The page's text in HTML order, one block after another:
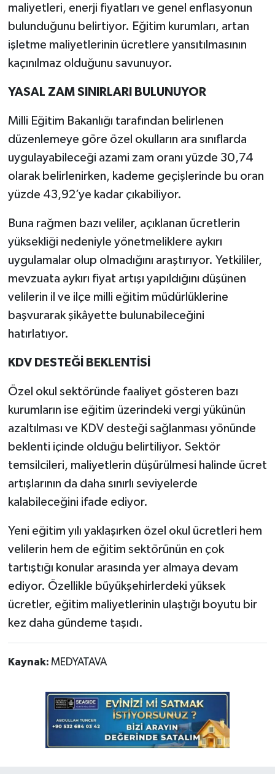
maliyetleri, enerji fiyatları ve genel enflasyonun
bulunduğunu belirtiyor. Eğitim kurumları, artan
işletme maliyetlerinin ücretlere yansıtılmasının
kaçınılmaz olduğunu savunuyor.
YASAL ZAM SINIRLARI BULUNUYOR
Milli Eğitim Bakanlığı tarafından belirlenen
düzenlemeye göre özel okulların ara sınıflarda
uygulayabileceği azami zam oranı yüzde 30,74
olarak belirlenirken, kademe geçişlerinde bu oran
yüzde 43,92’ye kadar çıkabiliyor.
Buna rağmen bazı veliler, açıklanan ücretlerin
yüksekliği nedeniyle yönetmeliklere aykırı
uygulamalar olup olmadığını araştırıyor. Yetkililer,
mevzuata aykırı fiyat artışı yapıldığını düşünen
velilerin il ve ilçe milli eğitim müdürlüklerine
başvurarak şikâyette bulunabileceğini
hatırlatıyor.
KDV DESTEĞİ BEKLENTİSİ
Özel okul sektöründe faaliyet gösteren bazı
kurumların ise eğitim üzerindeki vergi yükünün
azaltılması ve KDV desteği sağlanması yönünde
beklenti içinde olduğu belirtiliyor. Sektör
temsilcileri, maliyetlerin düşürülmesi halinde ücret
artışlarının da daha sınırlı seviyelerde
kalabileceğini ifade ediyor.
Yeni eğitim yılı yaklaşırken özel okul ücretleri hem
velilerin hem de eğitim sektörünün en çok
tartıştığı konular arasında yer almaya devam
ediyor. Özellikle büyükşehirlerdeki yüksek
ücretler, eğitim maliyetlerinin ulaştığı boyutu bir
kez daha gündeme taşıdı.
Kaynak: MEDYATAVA